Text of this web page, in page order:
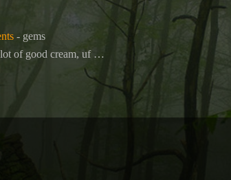
- gems
of good cream, uf …